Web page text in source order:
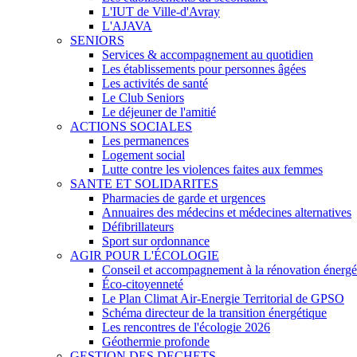
L'IUT de Ville-d'Avray
L'AJAVA
SENIORS
Services & accompagnement au quotidien
Les établissements pour personnes âgées
Les activités de santé
Le Club Seniors
Le déjeuner de l'amitié
ACTIONS SOCIALES
Les permanences
Logement social
Lutte contre les violences faites aux femmes
SANTE ET SOLIDARITES
Pharmacies de garde et urgences
Annuaires des médecins et médecines alternatives
Défibrillateurs
Sport sur ordonnance
AGIR POUR L'ÉCOLOGIE
Conseil et accompagnement à la rénovation
Éco-citoyenneté
Le Plan Climat Air-Energie Territorial de GPSO
Schéma directeur de la transition énergétique
Les rencontres de l'écologie 2026
Géothermie profonde